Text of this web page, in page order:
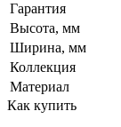
Гарантия
Высота, мм
Ширина, мм
Коллекция
Материал
Как купить